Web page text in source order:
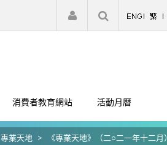
註冊 登入
消費者教育網站 活動月曆
專業天地 > 《專業天地》（二○二一年十二月）